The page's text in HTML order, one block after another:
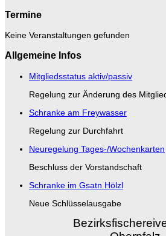
Termine
Keine Veranstaltungen gefunden
Allgemeine Infos
Mitgliedsstatus aktiv/passiv
Regelung zur Änderung des
Schranke am Freywasser
Regelung zur Durchfahrt
Neuregelung Tages-/Wochenkarten
Beschluss der Vorstandschaft
Schranke im Gsatn Hölzl
Neue Schlüsselausgabe